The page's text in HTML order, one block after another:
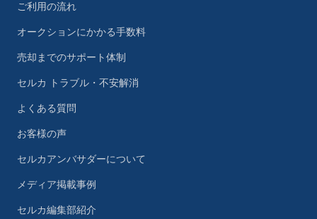
ご利用の流れ
オークションにかかる手数料
売却までのサポート体制
セルカ トラブル・不安解消
よくある質問
お客様の声
セルカアンバサダーについて
メディア掲載事例
セルカ編集部紹介